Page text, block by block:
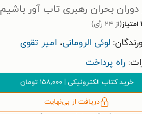
بحران رهبری تاب آور باشیم
(از ۲۴ رأی)
لوئی الرومانی، امیر تقوی
راه پرداخت
خرید کتاب الکترونیکی ۱۵۸,۰۰۰ تومان
دریافت از بی‌نهایت